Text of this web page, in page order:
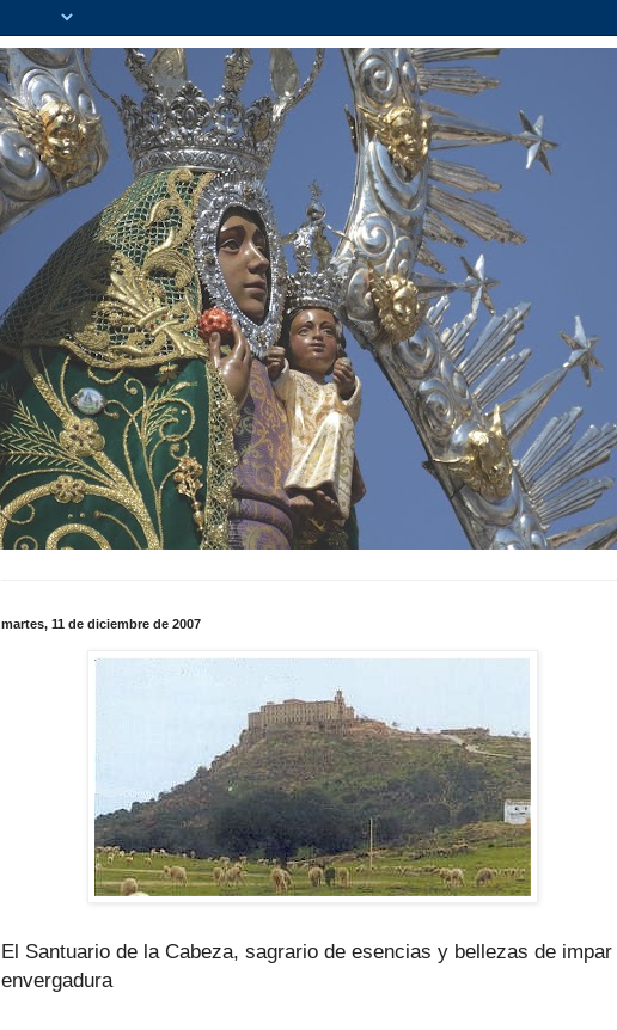
martes, 11 de diciembre de 2007
El Santuario de la Cabeza, sagrario de esencias y bellezas de impar
envergadura